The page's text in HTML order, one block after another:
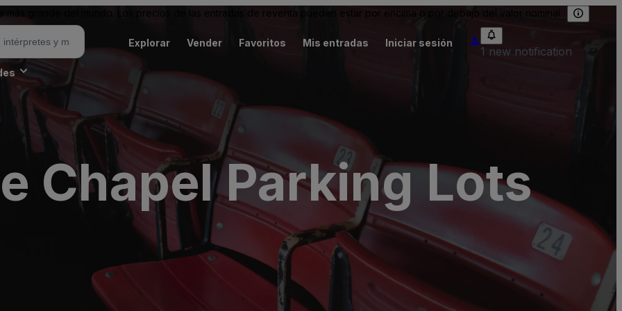
grande del mundo. Los precios de las entradas de reventa pueden estar por encima o por debajo del valor nominal.
Explorar Vender Favoritos Mis entradas Iniciar sesión
1 new notification
Chapel Parking Lots